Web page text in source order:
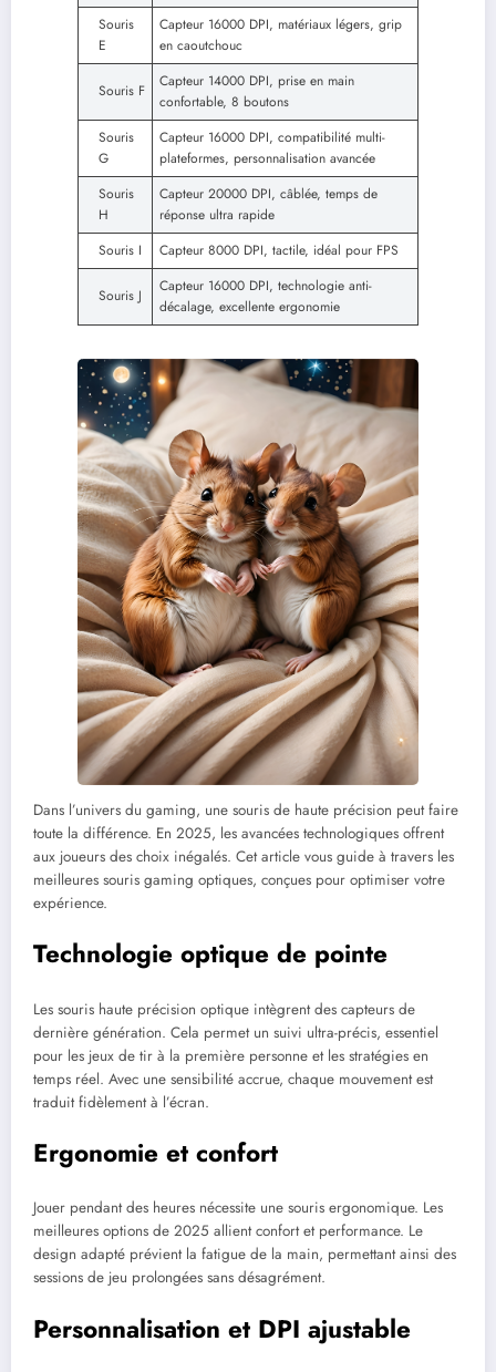
Souris
E
Capteur 16000 DPI, matériaux légers, grip
en caoutchouc
Souris F
Capteur 14000 DPI, prise en main
confortable, 8 boutons
Souris
G
Capteur 16000 DPI, compatibilité multi-
plateformes, personnalisation avancée
Souris
H
Capteur 20000 DPI, câblée, temps de
réponse ultra rapide
Souris I
Capteur 8000 DPI, tactile, idéal pour FPS
Souris J
Capteur 16000 DPI, technologie anti-
décalage, excellente ergonomie
Dans l’univers du gaming, une souris de haute précision peut faire
toute la différence. En 2025, les avancées technologiques offrent
aux joueurs des choix inégalés. Cet article vous guide à travers les
meilleures souris gaming optiques, conçues pour optimiser votre
expérience.
Technologie optique de pointe
Les souris haute précision optique intègrent des capteurs de
dernière génération. Cela permet un suivi ultra-précis, essentiel
pour les jeux de tir à la première personne et les stratégies en
temps réel. Avec une sensibilité accrue, chaque mouvement est
traduit fidèlement à l’écran.
Ergonomie et confort
Jouer pendant des heures nécessite une souris ergonomique. Les
meilleures options de 2025 allient confort et performance. Le
design adapté prévient la fatigue de la main, permettant ainsi des
sessions de jeu prolongées sans désagrément.
Personnalisation et DPI ajustable